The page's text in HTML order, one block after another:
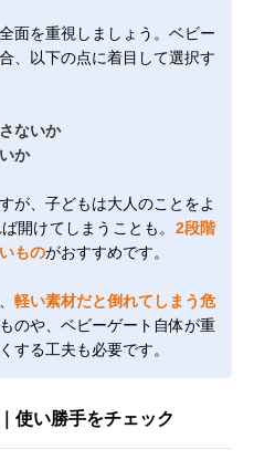
面を重視しましょう。ベビー
、以下の点に着目して選択す
ないか
か
が、子どもは大人のことをよ
開けてしまうことも。 2段階
ものがおすすめです。
軽い素材だと倒れてしまう危
のや、ベビーゲート自体が重
する工夫も必要です。
使い勝手をチェック